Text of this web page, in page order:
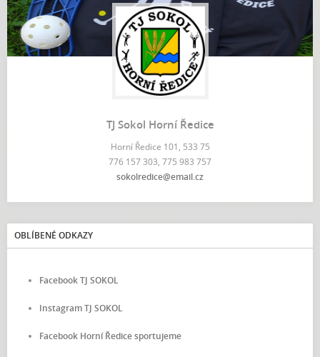
TJ Sokol Horní Ředice
Horní Ředice 101, 533 75
776 157 303, 775 983 757
sokolredice@email.cz
OBLÍBENÉ ODKAZY
Facebook TJ SOKOL
Instagram TJ SOKOL
Facebook Horní Ředice sportujeme